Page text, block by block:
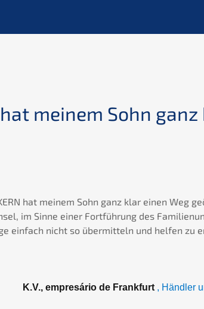
hat meinem Sohn
hat meinem Sohn ganz klar einen Weg
im Sinne einer Fortführung des
einfach nicht so übermitteln und helfen zu
K.V., empresário de Frankfurt , Händler